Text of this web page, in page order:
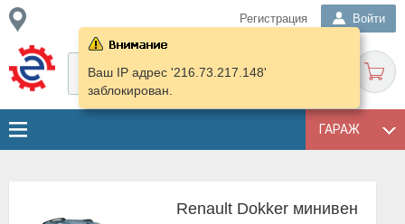
Регистрация Войти
ГАРАЖ
Ваш IP адрес '216.73.217.148'
заблокирован.
Renault Dokker минивен